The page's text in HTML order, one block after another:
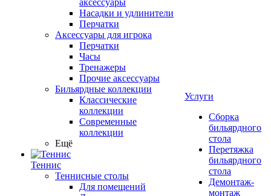
аксессуары
Насадки и удлинители
Перчатки
Аксессуары для игрока
Перчатки
Часы
Тренажеры
Прочие аксессуары
Бильярдные коллекции
Классические
коллекции
Современные
коллекции
Ещё
Теннис
Теннисные столы
Для помещений
Услуги
Сборка
бильярдного
стола
Перетяжка
бильярдного
стола
Демонтаж-
монтаж